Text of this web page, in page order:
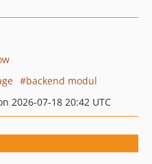
backend modul
2026-07-18 20:42 UTC